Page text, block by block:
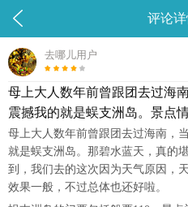
 评论
去哪儿用户
母上大人数年前曾跟团去过海
震撼我的就是蜈支洲岛。景点
母上大人数年前曾跟团去过海南，
就是蜈支洲岛。那碧水蓝天，真的
到，我们去的这次因为天气原因，
效果一般，不过总体也还好啦。